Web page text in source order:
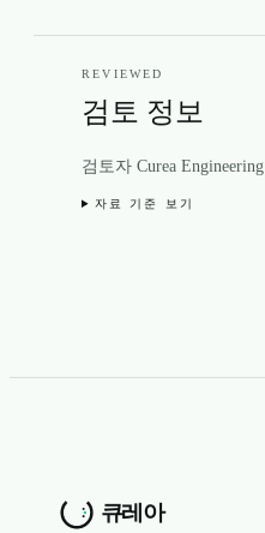
REVIEWED
검토 정보
검토자 Curea Engineering
자료 기준 보기